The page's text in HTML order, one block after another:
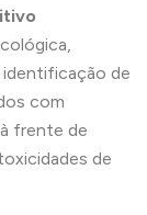
de
com
frente de
de